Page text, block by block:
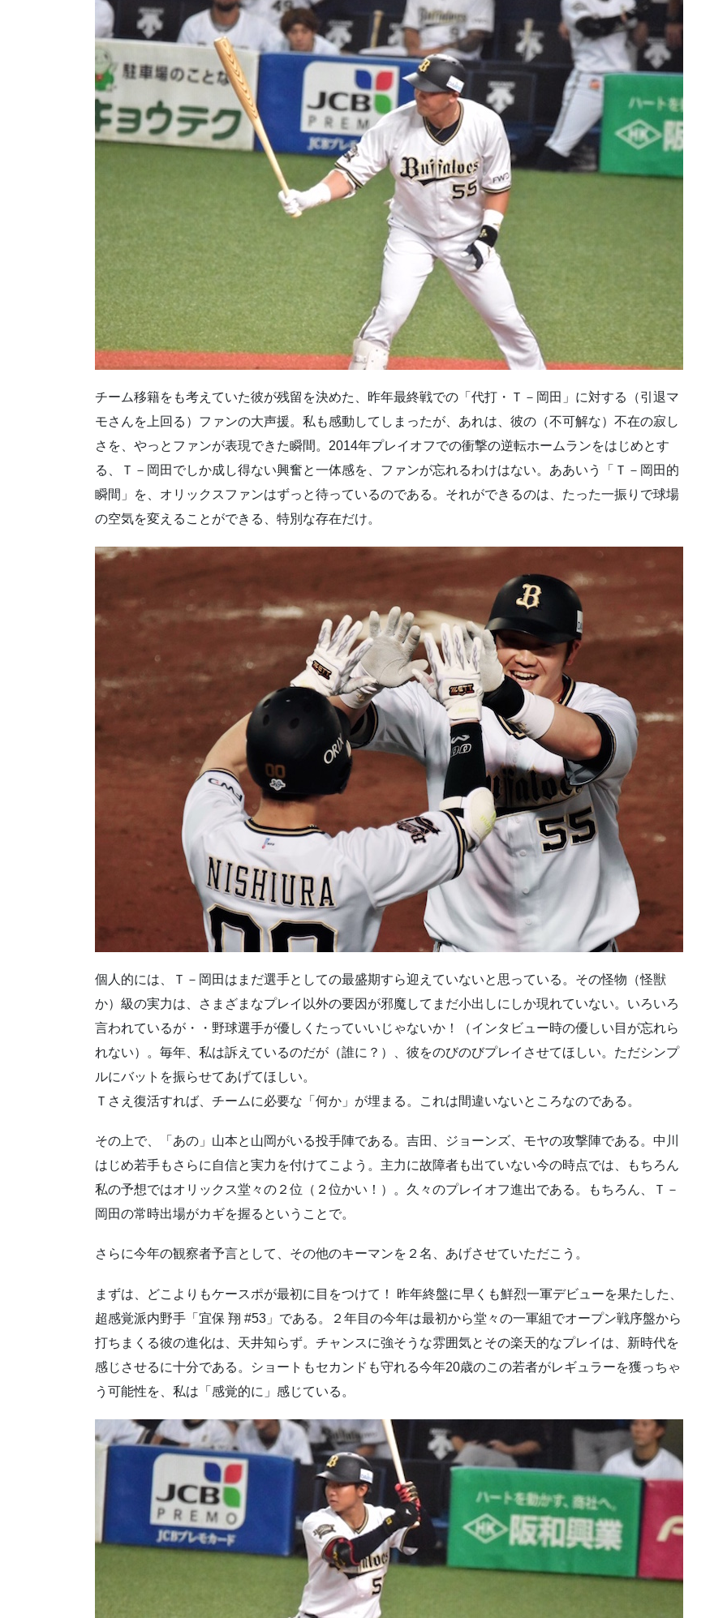
チーム移籍をも考えていた彼が残留を決めた、昨年最終戦での「代打・Ｔ－岡田」に対する（引退マ
モさんを上回る）ファンの大声援。私も感動してしまったが、あれは、彼の（不可解な）不在の寂し
さを、やっとファンが表現できた瞬間。2014年プレイオフでの衝撃の逆転ホームランをはじめとす
る、Ｔ－岡田でしか成し得ない興奮と一体感を、ファンが忘れるわけはない。ああいう「Ｔ－岡田的
瞬間」を、オリックスファンはずっと待っているのである。それができるのは、たった一振りで球場
の空気を変えることができる、特別な存在だけ。
個人的には、Ｔ－岡田はまだ選手としての最盛期すら迎えていないと思っている。その怪物（怪獣
か）級の実力は、さまざまなプレイ以外の要因が邪魔してまだ小出しにしか現れていない。いろいろ
言われているが・・野球選手が優しくたっていいじゃないか！（インタビュー時の優しい目が忘れら
れない）。毎年、私は訴えているのだが（誰に？）、彼をのびのびプレイさせてほしい。ただシンプ
ルにバットを振らせてあげてほしい。
Ｔさえ復活すれば、チームに必要な「何か」が埋まる。これは間違いないところなのである。
その上で、「あの」山本と山岡がいる投手陣である。吉田、ジョーンズ、モヤの攻撃陣である。中川
はじめ若手もさらに自信と実力を付けてこよう。主力に故障者も出ていない今の時点では、もちろん
私の予想ではオリックス堂々の２位（２位かい！）。久々のプレイオフ進出である。もちろん、Ｔ－
岡田の常時出場がカギを握るということで。
さらに今年の観察者予言として、その他のキーマンを２名、あげさせていただこう。
まずは、どこよりもケースポが最初に目をつけて！ 昨年終盤に早くも鮮烈一軍デビューを果たした、
超感覚派内野手「宜保 翔 #53」である。２年目の今年は最初から堂々の一軍組でオープン戦序盤から
打ちまくる彼の進化は、天井知らず。チャンスに強そうな雰囲気とその楽天的なプレイは、新時代を
感じさせるに十分である。ショートもセカンドも守れる今年20歳のこの若者がレギュラーを獲っちゃ
う可能性を、私は「感覚的に」感じている。